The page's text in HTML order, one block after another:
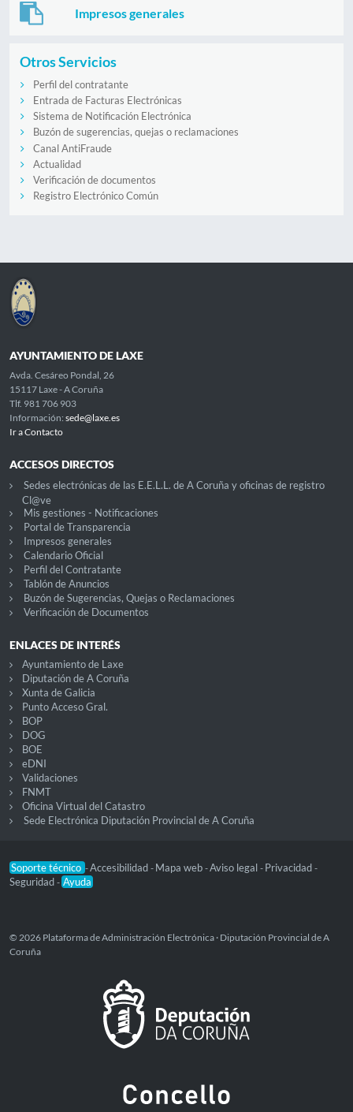
Impresos generales
Otros Servicios
Perfil del contratante
Entrada de Facturas Electrónicas
Sistema de Notificación Electrónica
Buzón de sugerencias, quejas o reclamaciones
Canal AntiFraude
Actualidad
Verificación de documentos
Registro Electrónico Común
AYUNTAMIENTO DE LAXE
Avda. Cesáreo Pondal, 26
15117 Laxe - A Coruña
Tlf. 981 706 903
Información: sede@laxe.es
Ir a Contacto
ACCESOS DIRECTOS
Sedes electrónicas de las E.E.L.L. de A Coruña y oficinas de registro
Cl@ve
Mis gestiones - Notificaciones
Portal de Transparencia
Impresos generales
Calendario Oficial
Perfil del Contratante
Tablón de Anuncios
Buzón de Sugerencias, Quejas o Reclamaciones
Verificación de Documentos
ENLACES DE INTERÉS
Ayuntamiento de Laxe
Diputación de A Coruña
Xunta de Galicia
Punto Acceso Gral.
BOP
DOG
BOE
eDNI
Validaciones
FNMT
Oficina Virtual del Catastro
Sede Electrónica Diputación Provincial de A Coruña
Soporte técnico -Accesibilidad - Mapa web -Aviso legal - Privacidad -
Seguridad - Ayuda
© 2026 Plataforma de Administración Electrónica · Diputación Provincial de A
Coruña